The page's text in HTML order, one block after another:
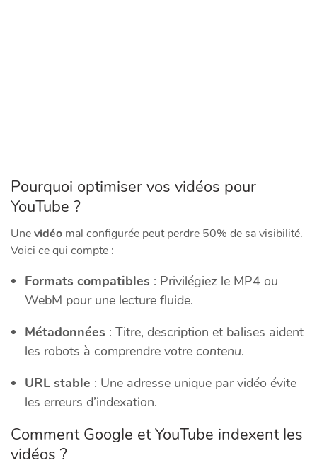
Pourquoi optimiser vos vidéos pour
YouTube ?
Unevidéo mal configurée peut perdre 50% de sa visibilité.
Voici ce qui compte :
Formats compatibles : Privilégiez le MP4 ou
WebM pour une lecture fluide.
Métadonnées : Titre, description et balises aident
les robots à comprendre votre contenu.
URL stable : Une adresse unique par vidéo évite
les erreurs d’indexation.
Comment Google et YouTube indexent les
vidéos ?